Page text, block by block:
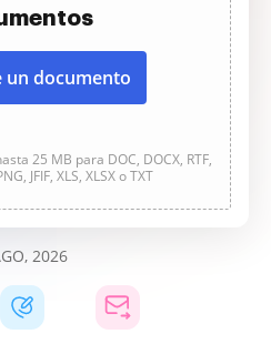
un documento
25 MB para DOC, DOCX, RTF,
JFIF, XLS, XLSX o TXT
2026